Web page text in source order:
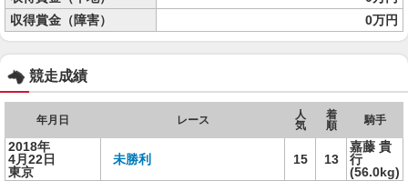
収得賞金（障害）
0万円
競走成績
年月日 レース
人
気
着
順
騎手
2018年
4月22日
東京
未勝利 15 13
嘉藤 貴
行
(56.0kg)